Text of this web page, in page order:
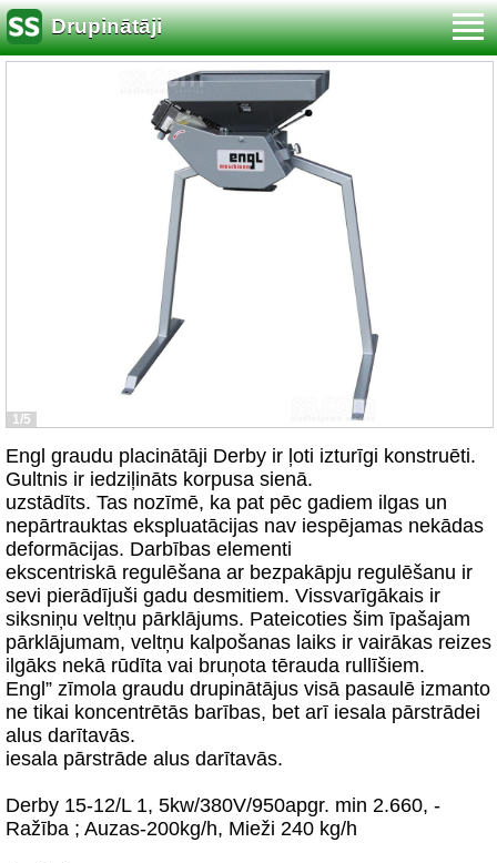
Drupinātāji
1/5
Engl graudu placinātāji Derby ir ļoti izturīgi konstruēti.
Gultnis ir iedziļināts korpusa sienā.
uzstādīts. Tas nozīmē, ka pat pēc gadiem ilgas un
nepārtrauktas ekspluatācijas nav iespējamas nekādas
deformācijas. Darbības elementi
ekscentriskā regulēšana ar bezpakāpju regulēšanu ir
sevi pierādījuši gadu desmitiem. Vissvarīgākais ir
siksniņu veltņu pārklājums. Pateicoties šim īpašajam
pārklājumam, veltņu kalpošanas laiks ir vairākas reizes
ilgāks nekā rūdīta vai bruņota tērauda rullīšiem.
Engl” zīmola graudu drupinātājus visā pasaulē izmanto
ne tikai koncentrētās barības, bet arī iesala pārstrādei
alus darītavās.
iesala pārstrāde alus darītavās.
Derby 15-12/L 1, 5kw/380V/950apgr. min 2.660, -
Ražība ; Auzas-200kg/h, Mieži 240 kg/h